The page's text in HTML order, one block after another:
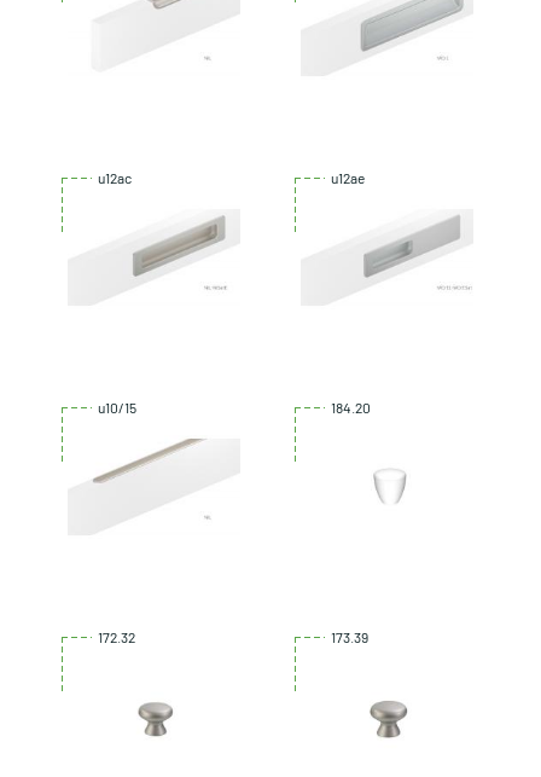
u12ac u12ae
u10/15 184.20
172.32 173.39